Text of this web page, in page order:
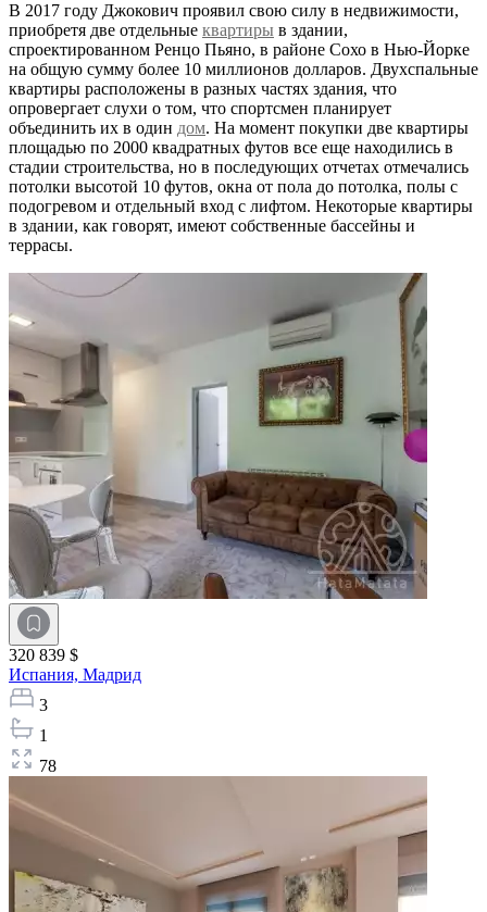
В 2017 году Джокович проявил свою силу в недвижимости,
приобретя две отдельные квартиры в здании,
спроектированном Ренцо Пьяно, в районе Сохо в Нью-Йорке
на общую сумму более 10 миллионов долларов. Двухспальные
квартиры расположены в разных частях здания, что
опровергает слухи о том, что спортсмен планирует
объединить их в один дом. На момент покупки две квартиры
площадью по 2000 квадратных футов все еще находились в
стадии строительства, но в последующих отчетах отмечались
потолки высотой 10 футов, окна от пола до потолка, полы с
подогревом и отдельный вход с лифтом. Некоторые квартиры
в здании, как говорят, имеют собственные бассейны и
террасы.
320 839 $
Испания, Мадрид
3
1
78